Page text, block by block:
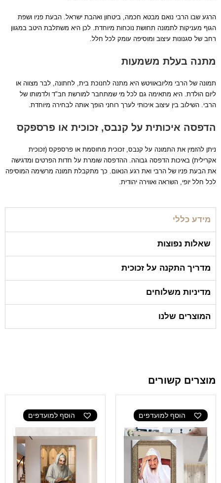
הרגע שבו הרבי נואם מבטא חכמה, ביטחון ואהבת ישראל. הבעת פניו ושפת
הגוף מעניקות לתמונה תחושת נוכחות מיוחדת. לכן היא משתלבת היטב במגוון
רחב של סגנונות עיצוב ומוסיפה עומק לכל חלל.
מתנה בעלת משמעות
תמונה של הרבי מליובאוויטש היא מתנה לחנוכת בית, לחתונה, לבר מצווה או
ליום הולדת. היא מתאימה גם לכל מי שמתחבר למורשת חב"ד ולדמותו של
הרבי. השילוב בין עיצוב איכותי לערך רוחני הופך אותה לבחירה מיוחדת.
הדפסה איכותית על קנבס, זכוכית או פרספקס
ניתן להזמין את התמונה על קנבס, זכוכית מחוסמת או פרספקס (זכוכית
אקרילית) באיכות הדפסה גבוהה. ההדפסה שומרת על חדות הפרטים ומדגישה
את הבעת פניו של הרבי ואת רגע הנאום. כך מתקבלת תמונה מרשימה המוסיפה
לכל חלל יופי, השראה ואווירה יהודית.
מידע כללי
שאלות נפוצות
מדריך התקנה על זכוכית
מדיניות משלוחים
המוצרים שלנו
מוצרים קשורים
הוסף למועדפים הוסף למועדפים